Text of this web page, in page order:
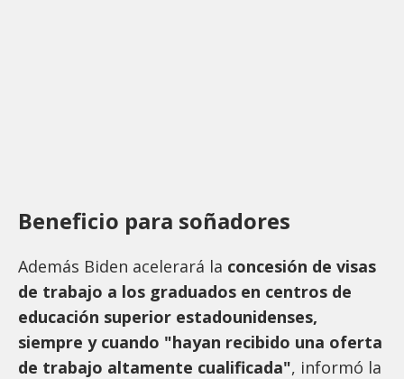
Beneficio para soñadores
Además Biden acelerará la concesión de visas
de trabajo a los graduados en centros de
educación superior estadounidenses,
siempre y cuando "hayan recibido una oferta
de trabajo altamente cualificada", informó la